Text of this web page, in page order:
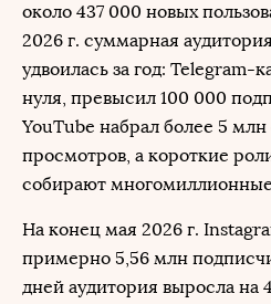
около 437 000 новых
2026 г. суммарная
удвоилась за год: Telegram-
нуля, превысил 100 000
YouTube набрал более 5
просмотров, а короткие
собирают
На конец мая 2026 г.
примерно 5,56 млн
дней аудитория выросла на